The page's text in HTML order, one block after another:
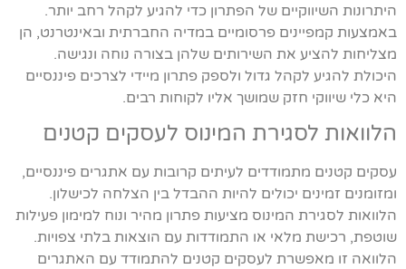
היתרונות השיווקיים של הפתרון כדי להגיע לקהל רחב יותר.
באמצעות קמפיינים פרסומיים במדיה החברתית ובאינטרנט, הן
מצליחות להציע את השירותים שלהן בצורה נוחה ונגישה.
היכולת להגיע לקהל גדול ולספק פתרון מיידי לצרכים פיננסיים
היא כלי שיווקי חזק שמושך אליו לקוחות רבים.
הלוואות לסגירת המינוס לעסקים קטנים
עסקים קטנים מתמודדים לעיתים קרובות עם אתגרים פיננסיים,
ומזומנים זמינים יכולים להיות ההבדל בין הצלחה לכישלון.
הלוואות לסגירת המינוס מציעות פתרון מהיר ונוח למימון פעילות
שוטפת, רכישת מלאי או התמודדות עם הוצאות בלתי צפויות.
הלוואה זו מאפשרת לעסקים קטנים להתמודד עם האתגרים